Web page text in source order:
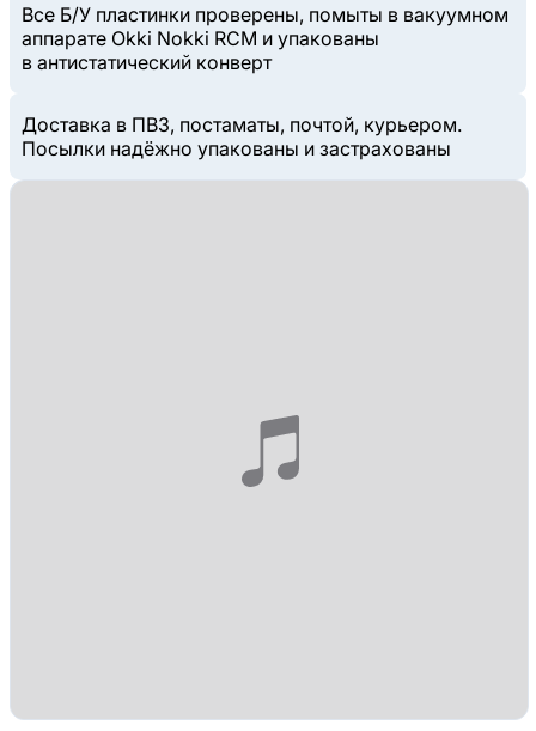
Все Б/У пластинки проверены, помыты в вакуумном
аппарате Okki Nokki RCM и упакованы
в антистатический конверт
Доставка в ПВЗ, постаматы, почтой, курьером.
Посылки надёжно упакованы и застрахованы